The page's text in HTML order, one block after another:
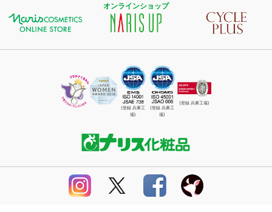
オンラインショップ
(登録 兵庫工
場)
(登録 兵庫工
場)
(登録 兵庫工場)